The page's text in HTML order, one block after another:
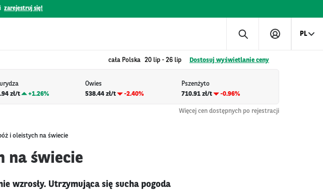
zarejestruj się!
PL
cała Polska 20 lip - 26 lip Dostosuj wyświetlanie ceny
zł/t
+1.26%
Owies
538.44 zł/t
-2.40%
Pszenżyto
710.91 zł/t
-0.96%
Więcej cen dostępnych po rejestracji
i oleistych na świecie
na świecie
wzrosły. Utrzymująca się sucha pogoda